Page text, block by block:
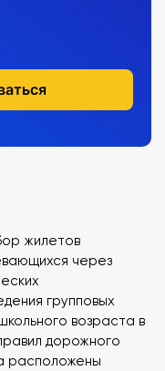
жилетов
через
групповых
возраста в
дорожного
расположены